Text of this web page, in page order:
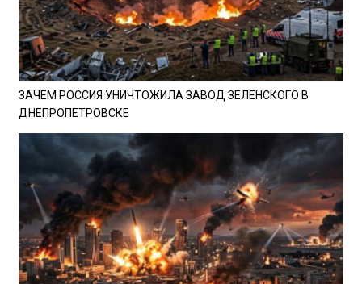
ЗАЧЕМ РОССИЯ УНИЧТОЖИЛА ЗАВОД ЗЕЛЕНСКОГО В
ДНЕПРОПЕТРОВСКЕ